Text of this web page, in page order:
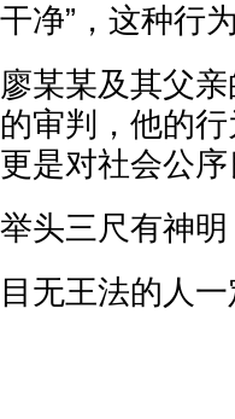
干净”，这种行
廖某某及其父
的审判，他的
更是对社会公序
举头三尺有神
目无王法的人